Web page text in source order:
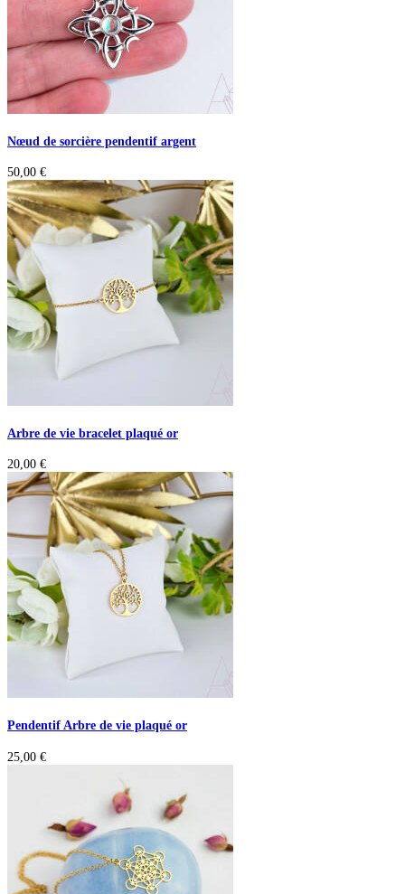
Nœud de sorcière pendentif argent
50,00 €
Arbre de vie bracelet plaqué or
20,00 €
Pendentif Arbre de vie plaqué or
25,00 €